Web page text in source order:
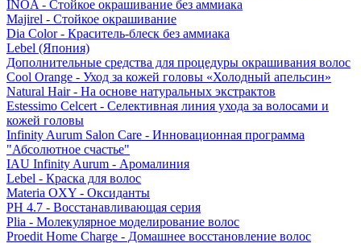
INOA - Стойкое окрашивание без аммиака
Majirel - Стойкое окрашивание
Dia Color - Краситель-блеск без аммиака
Lebel (Япония)
Дополнительные средства для процедуры окрашивания волос
Cool Orange - Уход за кожей головы «Холодный апельсин»
Natural Hair - На основе натуральных экстрактов
Estessimo Celcert - Селективная линия ухода за волосами и
кожей головы
Infinity Aurum Salon Care - Инновационная программа
"Абсолютное счастье"
IAU Infinity Aurum - Аромалиния
Lebel - Краска для волос
Materia OXY - Оксиданты
PH 4.7 - Восстанавливающая серия
Plia - Молекулярное моделирование волос
Proedit Home Charge - Домашнее восстановление волос